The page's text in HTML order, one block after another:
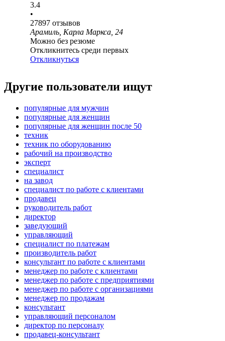
3.4
•
27897 отзывов
Арамиль, Карла Маркса, 24
Можно без резюме
Откликнитесь среди первых
Откликнуться
Другие пользователи ищут
популярные для мужчин
популярные для женщин
популярные для женщин после 50
техник
техник по оборудованию
рабочий на производство
эксперт
специалист
на завод
специалист по работе с клиентами
продавец
руководитель работ
директор
заведующий
управляющий
специалист по платежам
производитель работ
консультант по работе с клиентами
менеджер по работе с клиентами
менеджер по работе с предприятиями
менеджер по работе с организациями
менеджер по продажам
консультант
управляющий персоналом
директор по персоналу
продавец-консультант